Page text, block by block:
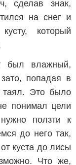
сделав знак,
на снег и
который
был влажный,
попадая в
таял. Это было
понимал цели
ползти к
до него так,
куста до лисы
Что же,